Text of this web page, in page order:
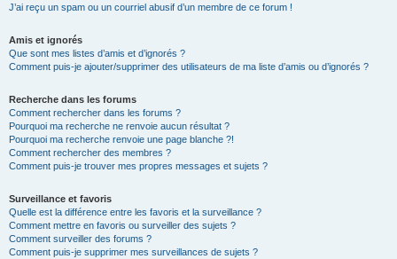
J’ai reçu un spam ou un courriel abusif d’un membre de ce forum !
Amis et ignorés
Que sont mes listes d’amis et d’ignorés ?
Comment puis-je ajouter/supprimer des utilisateurs de ma liste d’amis ou d’ignorés ?
Recherche dans les forums
Comment rechercher dans les forums ?
Pourquoi ma recherche ne renvoie aucun résultat ?
Pourquoi ma recherche renvoie une page blanche ?!
Comment rechercher des membres ?
Comment puis-je trouver mes propres messages et sujets ?
Surveillance et favoris
Quelle est la différence entre les favoris et la surveillance ?
Comment mettre en favoris ou surveiller des sujets ?
Comment surveiller des forums ?
Comment puis-je supprimer mes surveillances de sujets ?